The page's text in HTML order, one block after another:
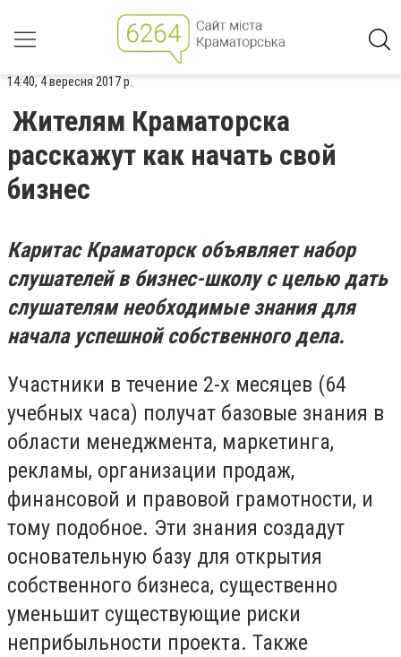
14:40, 4 вересня 2017 р.
Жителям Краматорска
расскажут как начать свой
бизнес
Каритас Краматорск объявляет набор
слушателей в бизнес-школу с целью дать
слушателям необходимые знания для
начала успешной собственного дела.
Участники в течение 2-х месяцев (64
учебных часа) получат базовые знания в
области менеджмента, маркетинга,
рекламы, организации продаж,
финансовой и правовой грамотности, и
тому подобное. Эти знания создадут
основательную базу для открытия
собственного бизнеса, существенно
уменьшит существующие риски
неприбыльности проекта. Также